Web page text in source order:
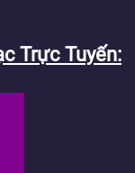
Trực Tuyến